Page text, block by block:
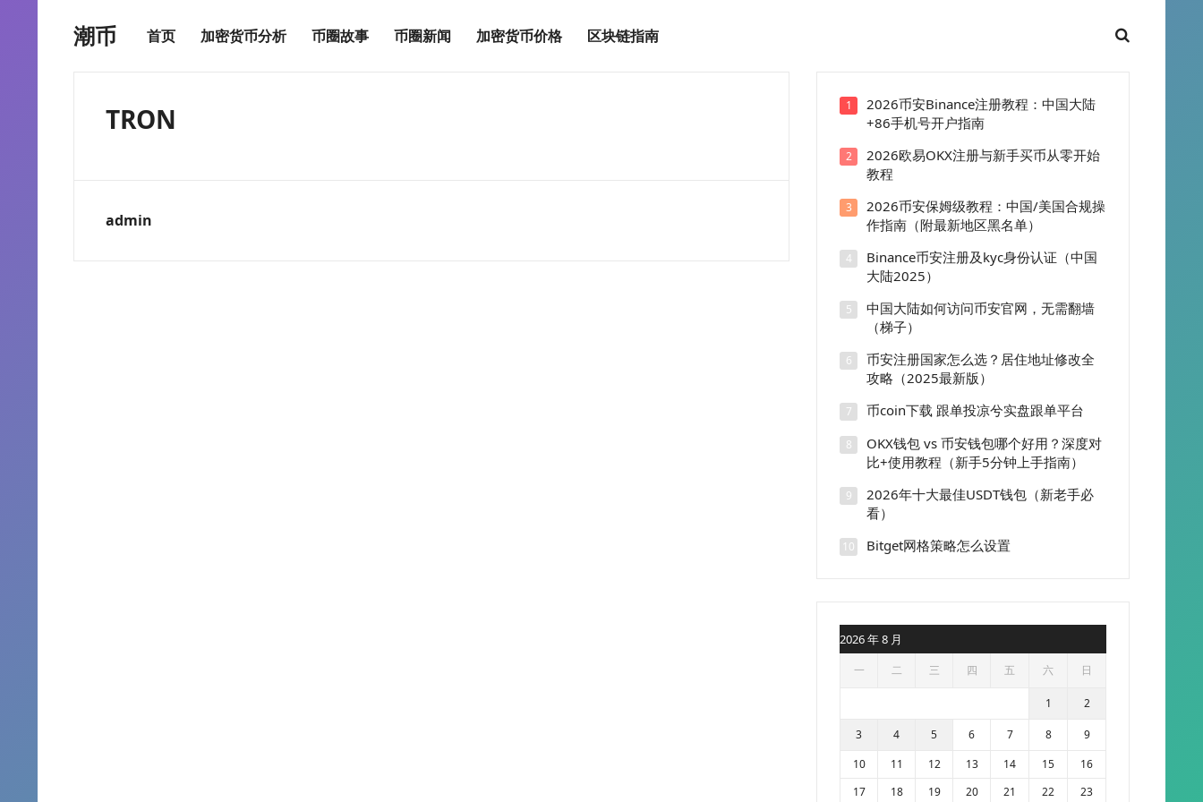
潮币 首页 加密货币分析 币圈故事 币圈新闻 加密货币价格 区块链指南
TRON
admin
1
2026币安Binance注册教程：中国大陆
+86手机号开户指南
2
2026欧易OKX注册与新手买币从零开始
教程
3
2026币安保姆级教程：中国/美国合规操
作指南（附最新地区黑名单）
4
Binance币安注册及kyc身份认证（中国
大陆2025）
5
中国大陆如何访问币安官网，无需翻墙
（梯子）
6
币安注册国家怎么选？居住地址修改全
攻略（2025最新版）
7 币coin下载 跟单投凉兮实盘跟单平台
8
OKX钱包 vs 币安钱包哪个好用？深度对
比+使用教程（新手5分钟上手指南）
9
2026年十大最佳USDT钱包（新老手必
看）
10 Bitget网格策略怎么设置
2026 年 8 月
一 二 三 四 五 六 日
1 2
3 4 5 6 7 8
9
10
11 12 13 14 15
16
17
18 19 20 21 22 23